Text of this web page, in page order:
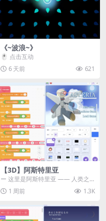
《~波浪~》
🖱️ 点击互动
6 天前
621
【3D】阿斯特里亚
ー 这里是阿斯特里亚 —— 人类之
罪与未来希望交汇之地 📖 游戏简
介 《阿斯特里...
1 周前 1.3K